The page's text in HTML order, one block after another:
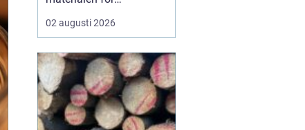
innerväggar och tak i
både bostäder och
skapar släta ytor, är
enkla att anpassa och
går att kombinera med
krav på ljud, brand och
02 augusti 2026